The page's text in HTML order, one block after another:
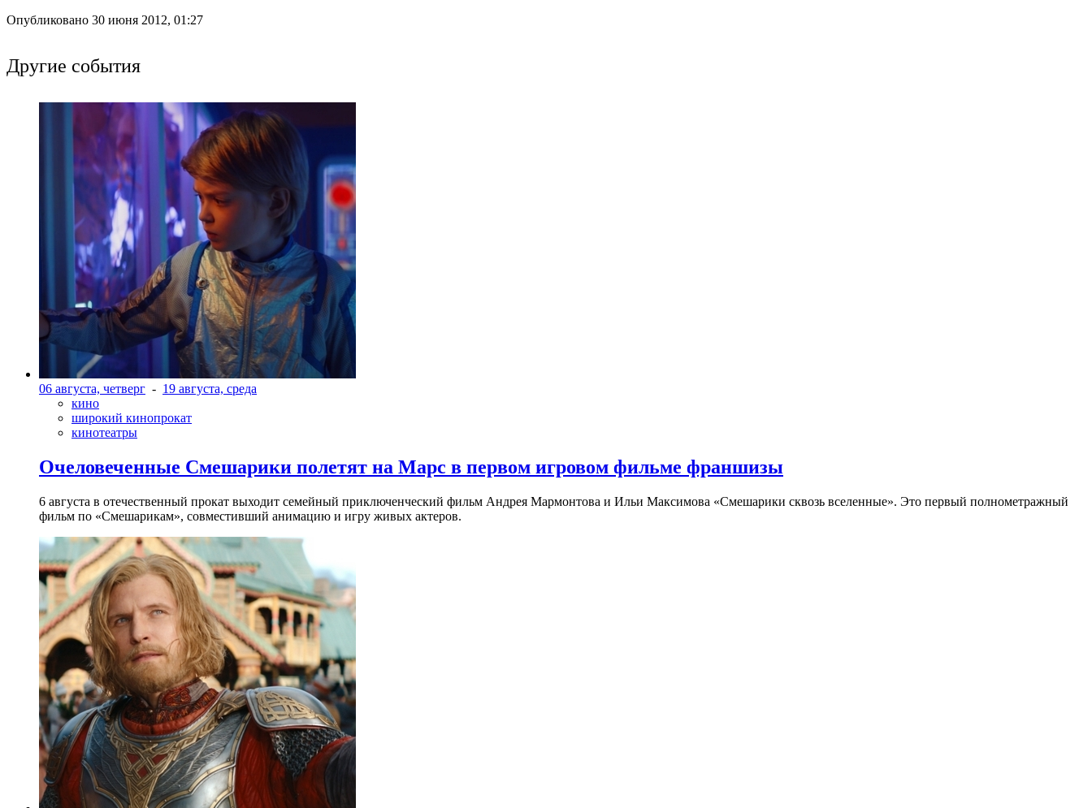
Опубликовано 30 июня 2012, 01:27
Другие события
06 августа, четверг - 19 августа, среда
кино
широкий кинопрокат
кинотеатры
Очеловеченные Смешарики полетят на Марс в первом игровом фильме франшизы
6 августа в отечественный прокат выходит семейный приключенческий фильм Андрея Мармонтова и Ильи Максимова «Смешарики сквозь вселенные». Это первый полнометражный
фильм по «Смешарикам», совместивший анимацию и игру живых актеров.